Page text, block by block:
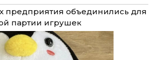
предприятия объединились для
партии игрушек